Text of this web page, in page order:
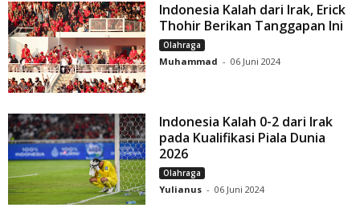
Indonesia Kalah dari Irak, Erick
Thohir Berikan Tanggapan Ini
Olahraga
Muhammad - 06 Juni 2024
Indonesia Kalah 0-2 dari Irak
pada Kualifikasi Piala Dunia
2026
Olahraga
Yulianus - 06 Juni 2024